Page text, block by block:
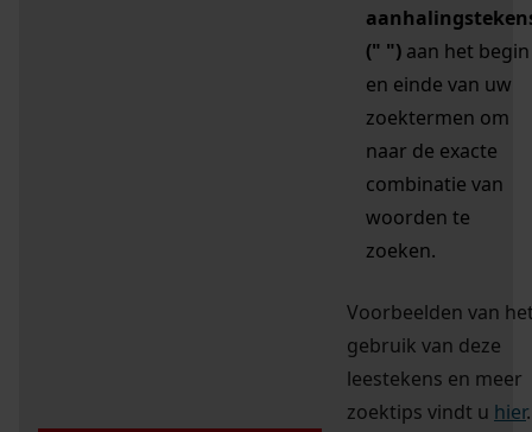
(" ") aan het begin
en einde van uw
zoektermen om
naar de exacte
combinatie van
woorden te
zoeken.
Voorbeelden van
gebruik van deze
leestekens en meer
zoektips vindt u hier.